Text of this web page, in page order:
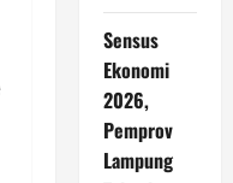
Sensus
Ekonomi
2026,
Pemprov
Lampung